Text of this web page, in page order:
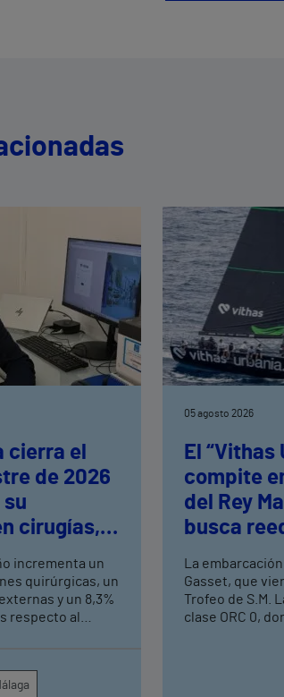
cierra el
de 2026
cirugías,
incrementa un
quirúrgicas, un
y un 8,3%
respecto al
en la
las
05 agosto 2026
El “Vithas
compite
del Rey
busca
La
Gasset, que
Trofeo de S.M.
clase ORC 0,